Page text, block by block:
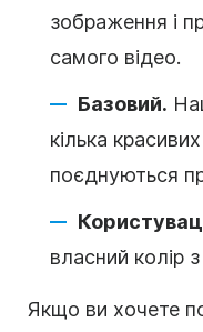
зображення і
самого відео.
Базовий.
кілька
поєднуються
власний колір з
Якщо ви хочете